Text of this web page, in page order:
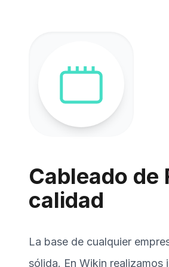
Cableado de
calidad
La base de cualquier
sólida. En Wikin